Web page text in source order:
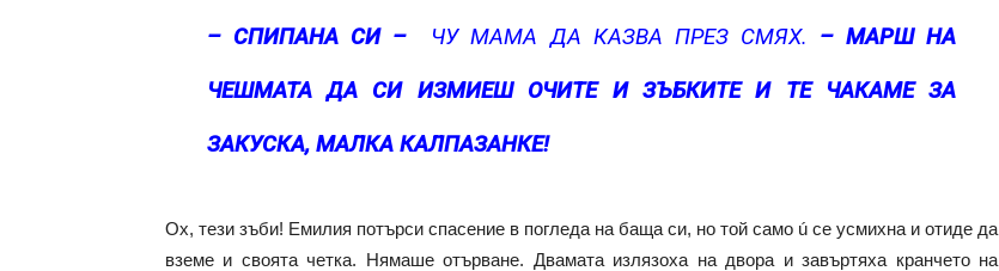
– СПИПАНА СИ– ЧУ МАМА ДА КАЗВА ПРЕЗ СМЯХ. –МАРШ НА
ЧЕШМАТА ДА СИ ИЗМИЕШ ОЧИТЕ И ЗЪБКИТЕ И ТЕ ЧАКАМЕ ЗА
ЗАКУСКА, МАЛКА КАЛПАЗАНКЕ!
Ох, тези зъби! Емилия потърси спасение в погледа на баща си, но той само ú се усмихна и отиде да
вземе и своята четка. Нямаше отърване. Двамата излязоха на двора и завъртяха кранчето на